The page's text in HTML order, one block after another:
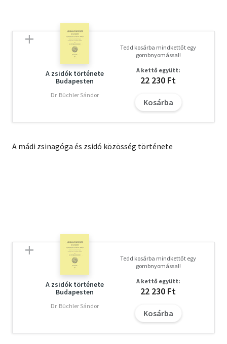
A zsidók története
Budapesten
Dr. Büchler Sándor
Tedd kosárba mindkettőt egy
gombnyomással!
A kettő együtt:
22 230 Ft
Kosárba
A mádi zsinagóga és zsidó közösség története
A zsidók története
Budapesten
Dr. Büchler Sándor
Tedd kosárba mindkettőt egy
gombnyomással!
A kettő együtt:
22 230 Ft
Kosárba